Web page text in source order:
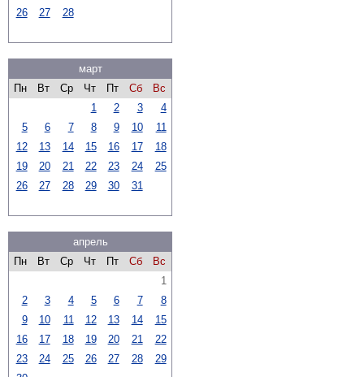
26
27 28
март
Пн
Вт Ср Чт Пт Сб
Вс
1
2 3
4
5
6 7 8 9 10
11
12
13 14 15 16 17
18
19
20 21 22 23 24
25
26
27 28 29 30 31
апрель
Пн
Вт Ср Чт Пт Сб
Вс
1
2
3 4 5 6 7
8
9
10 11 12 13 14
15
16
17 18 19 20 21
22
23
24 25 26 27 28
29